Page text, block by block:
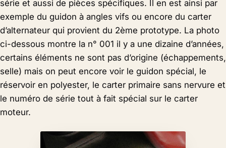
série et aussi de pièces spécifiques. Il en est ainsi par
exemple du guidon à angles vifs ou encore du carter
d’alternateur qui provient du 2ème prototype. La photo
ci-dessous montre la n° 001 il y a une dizaine d’années,
certains éléments ne sont pas d’origine (échappements,
selle) mais on peut encore voir le guidon spécial, le
réservoir en polyester, le carter primaire sans nervure et
le numéro de série tout à fait spécial sur le carter
moteur.